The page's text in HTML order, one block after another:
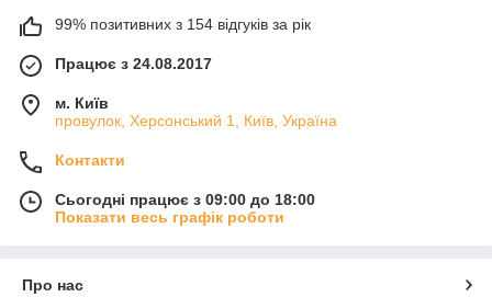
99% позитивних з 154 відгуків за рік
Працює з 24.08.2017
м. Київ
провулок, Херсонський 1, Київ, Україна
Контакти
Сьогодні працює з 09:00 до 18:00
Показати весь графік роботи
Про нас